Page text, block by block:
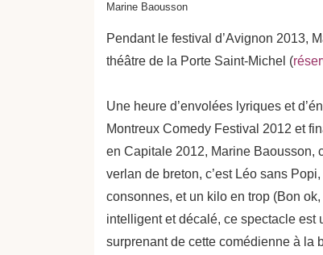
Marine Baousson
Pendant le festival d’Avignon 2013,
théâtre de la Porte Saint-Michel (
Une heure d’envolées lyriques et
Montreux Comedy Festival 2012 et
en Capitale 2012, Marine Baousson,
verlan de breton, c’est Léo sans
consonnes, et un kilo en trop (Bon
intelligent et décalé, ce spectacle est
surprenant de cette comédienne à la